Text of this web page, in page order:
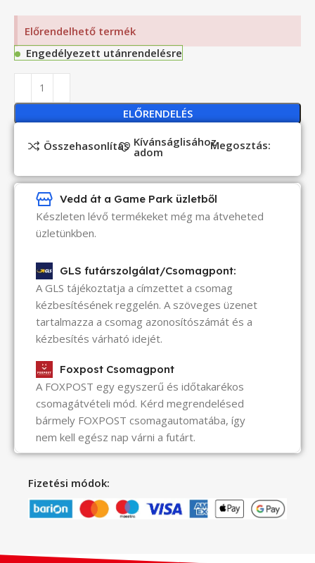
Előrendelhető termék
Engedélyezett utánrendelésre
ELŐRENDELÉS
Összehasonlítás Kívánságlisához
adom Megosztás:
Vedd át a Game Park üzletből
Készleten lévő termékeket még ma átveheted
üzletünkben.
GLS futárszolgálat/Csomagpont:
A GLS tájékoztatja a címzettet a csomag
kézbesítésének reggelén. A szöveges üzenet
tartalmazza a csomag azonosítószámát és a
kézbesítés várható idejét.
Foxpost Csomagpont
A FOXPOST egy egyszerű és időtakarékos
csomagátvételi mód. Kérd megrendelésed
bármely FOXPOST csomagautomatába, így
nem kell egész nap várni a futárt.
Fizetési módok: